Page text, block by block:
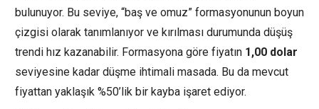
bulunuyor. Bu seviye, “baş ve omuz” formasyonunun boyun
çizgisi olarak tanımlanıyor ve kırılması durumunda düşüş
trendi hız kazanabilir. Formasyona göre fiyatın 1,00 dolar
seviyesine kadar düşme ihtimali masada. Bu da mevcut
fiyattan yaklaşık %50’lik bir kayba işaret ediyor.